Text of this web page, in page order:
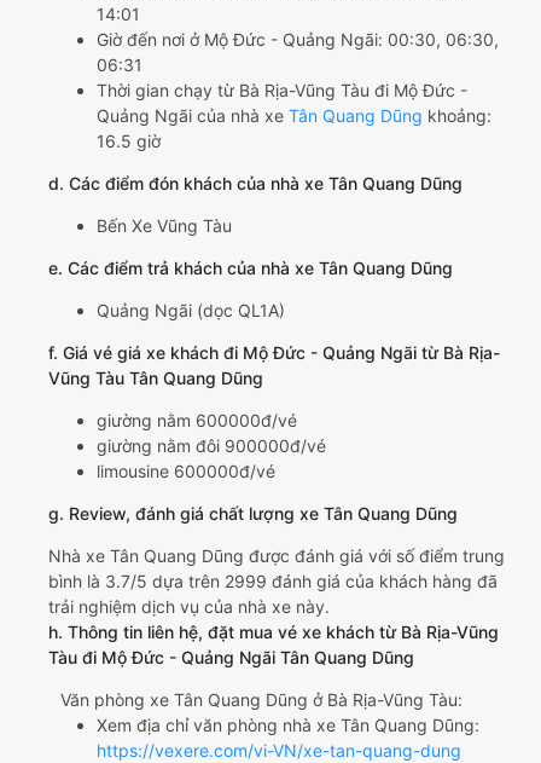
14:01
Giờ đến nơi ở Mộ Đức - Quảng Ngãi: 00:30, 06:30,
06:31
Thời gian chạy từ Bà Rịa-Vũng Tàu đi Mộ Đức -
Quảng Ngãi của nhà xe Tân Quang Dũng khoảng:
16.5 giờ
d. Các điểm đón khách của nhà xe Tân Quang Dũng
Bến Xe Vũng Tàu
e. Các điểm trả khách của nhà xe Tân Quang Dũng
Quảng Ngãi (dọc QL1A)
f. Giá vé giá xe khách đi Mộ Đức - Quảng Ngãi từ Bà Rịa-
Vũng Tàu Tân Quang Dũng
giường nằm 600000đ/vé
giường nằm đôi 900000đ/vé
limousine 600000đ/vé
g. Review, đánh giá chất lượng xe Tân Quang Dũng
Nhà xe Tân Quang Dũng được đánh giá với số điểm trung
bình là 3.7/5 dựa trên 2999 đánh giá của khách hàng đã
trải nghiệm dịch vụ của nhà xe này.
h. Thông tin liên hệ, đặt mua vé xe khách từ Bà Rịa-Vũng
Tàu đi Mộ Đức - Quảng Ngãi Tân Quang Dũng
Văn phòng xe Tân Quang Dũng ở Bà Rịa-Vũng Tàu:
Xem địa chỉ văn phòng nhà xe Tân Quang Dũng:
https://vexere.com/vi-VN/xe-tan-quang-dung